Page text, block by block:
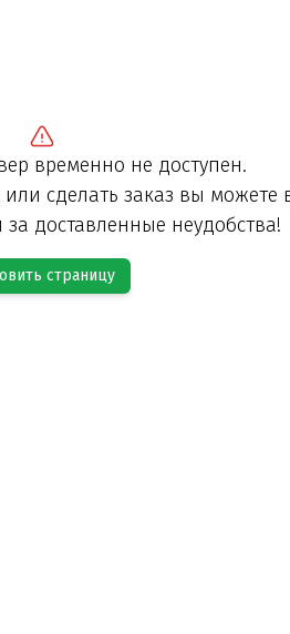
временно не доступен.
сделать заказ вы можете
доставленные неудобства!
страницу